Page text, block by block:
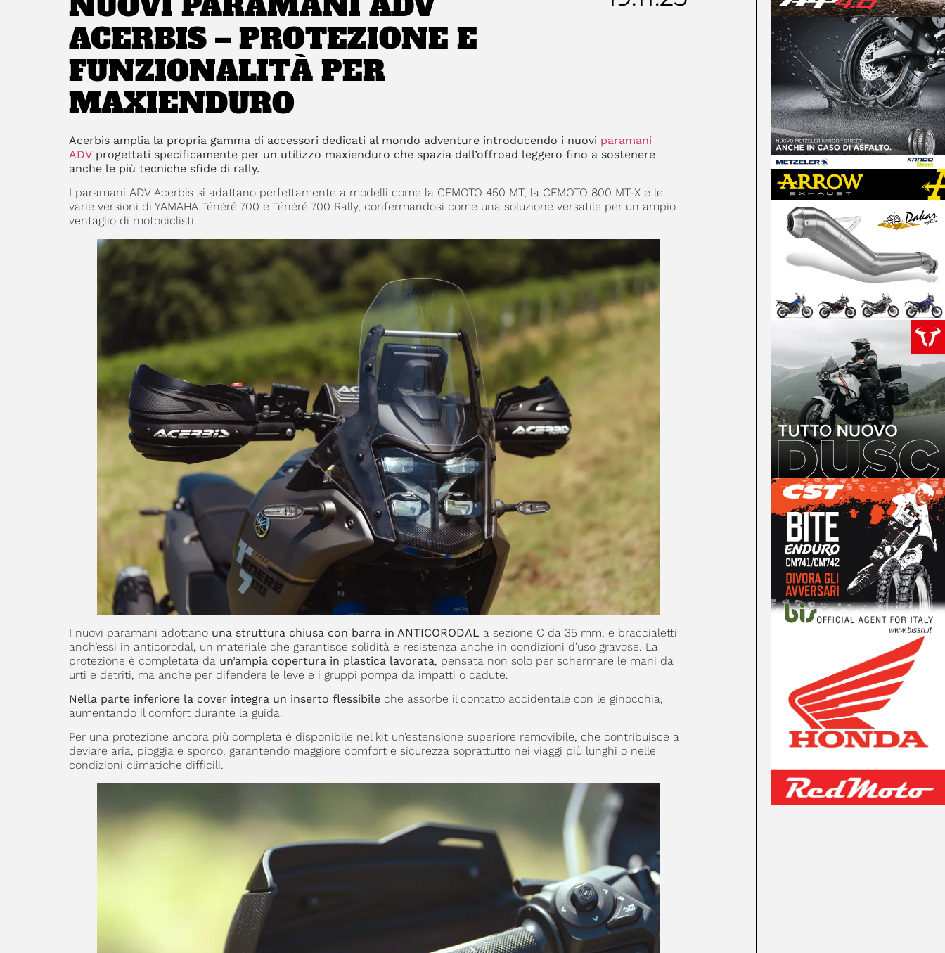
ACERBIS – PROTEZIONE E
FUNZIONALITÀ PER
MAXIENDURO
Acerbis amplia la propria gamma di accessori dedicati al mondo adventure introducendo i nuovi paramani
ADVprogettati specificamente per un utilizzo maxienduro che spazia dall’offroad leggero fino a sostenere
anche le più tecniche sfide di rally.
I paramani ADV Acerbis si adattano perfettamente a modelli come la CFMOTO 450 MT, la CFMOTO 800 MT-X e le
varie versioni di YAMAHA Ténéré 700 e Ténéré 700 Rally, confermandosi come una soluzione versatile per un ampio
ventaglio di motociclisti.
I nuovi paramani adottano una struttura chiusa con barra in ANTICORODAL a sezione C da 35 mm, e braccialetti
anch’essi in anticorodal, un materiale che garantisce solidità e resistenza anche in condizioni d’uso gravose. La
protezione è completata da un’ampia copertura in plastica lavorata, pensata non solo per schermare le mani da
urti e detriti, ma anche per difendere le leve e i gruppi pompa da impatti o cadute.
Nella parte inferiore la cover integra un inserto flessibileche assorbe il contatto accidentale con le ginocchia,
aumentando il comfort durante la guida.
Per una protezione ancora più completa è disponibile nel kit un’estensione superiore removibile, che contribuisce a
deviare aria, pioggia e sporco, garantendo maggiore comfort e sicurezza soprattutto nei viaggi più lunghi o nelle
condizioni climatiche difficili.